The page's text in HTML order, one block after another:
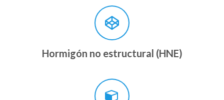
Hormigón no estructural (HNE)